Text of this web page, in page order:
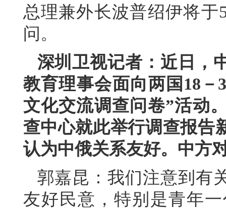
总理兼外长波普绍伊将于
问。
深圳卫视记者：近日，
教育理事会面向两国18
文化交流调查问卷”活动
查中心就此举行调查报告
认为中俄关系友好。中方
郭嘉昆：我们注意到有
友好民意，特别是青年